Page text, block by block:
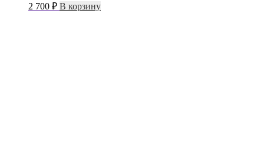
2 700 ₽ В корзину